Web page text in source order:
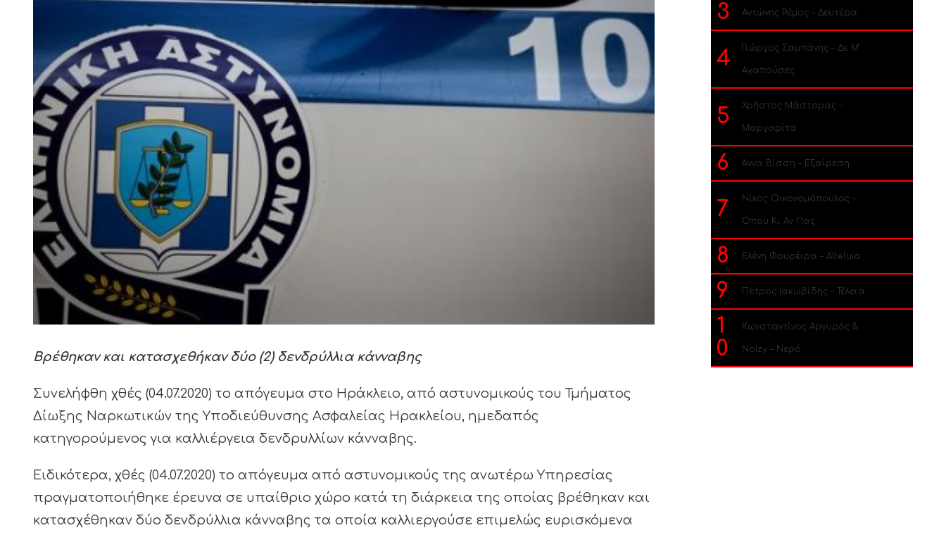
Βρέθηκαν και κατασχεθήκαν δύο (2) δενδρύλλια κάνναβης
Συνελήφθη χθές (04.07.2020) το απόγευμα στο Ηράκλειο, από αστυνομικούς του Τμήματος
Δίωξης Ναρκωτικών της Υποδιεύθυνσης Ασφαλείας Ηρακλείου, ημεδαπός
κατηγορούμενος για καλλιέργεια δενδρυλλίων κάνναβης.
Ειδικότερα, χθές (04.07.2020) το απόγευμα από αστυνομικούς της ανωτέρω Υπηρεσίας
πραγματοποιήθηκε έρευνα σε υπαίθριο χώρο κατά τη διάρκεια της οποίας βρέθηκαν και
κατασχέθηκαν δύο δενδρύλλια κάνναβης τα οποία καλλιεργούσε επιμελώς ευρισκόμενα
3 Αντώνης Ρέμος – Δευτέρα
4 Γιώργος Σαμπάνης – Δε Μ’
Αγαπούσες
5 Χρήστος Μάστορας –
Μαργαρίτα
6 Άννα Βίσση – Εξαίρεση
7 Νίκος Οικονομόπουλος –
Όπου Κι Αν Πας
8 Ελένη Φουρέιρα – Alleluia
9 Πέτρος Ιακωβίδης – Τέλεια
1
0
Κωνσταντίνος Αργυρός &
Noizy – Νερό